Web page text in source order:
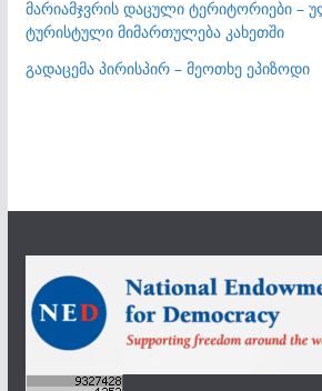
მარიამჯვრის დაცული ტერიტორიები –
ტურისტული მიმართულება კახეთში
გადაცემა პირისპირ – მეოთხე ეპიზოდი